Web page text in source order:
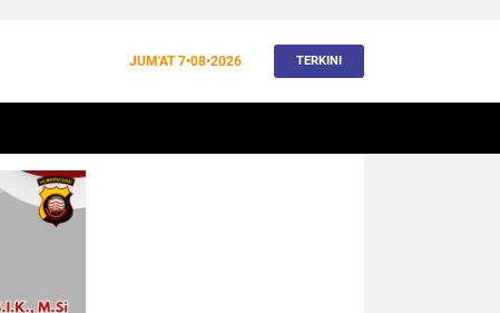
JUM'AT7•08•2026 TERKINI